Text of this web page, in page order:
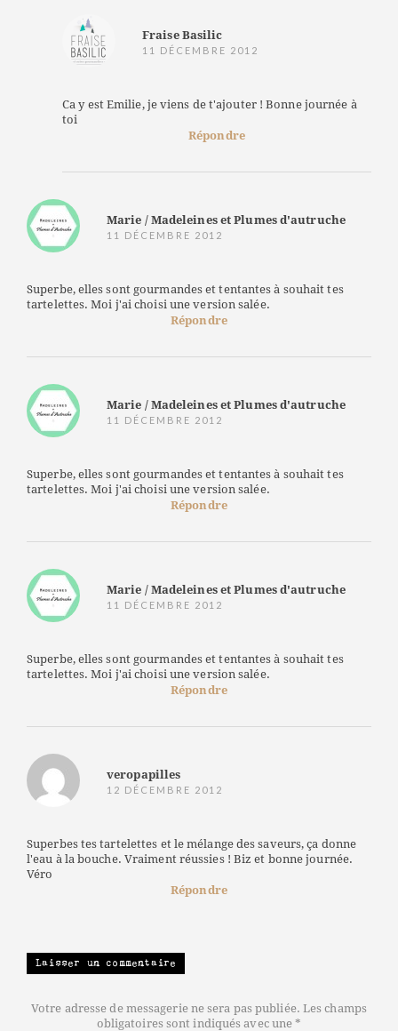
Fraise Basilic
11 DÉCEMBRE 2012
Ca y est Emilie, je viens de t'ajouter ! Bonne journée à
toi
Répondre
Marie / Madeleines et Plumes d'autruche
11 DÉCEMBRE 2012
Superbe, elles sont gourmandes et tentantes à souhait tes
tartelettes. Moi j'ai choisi une version salée.
Répondre
Marie / Madeleines et Plumes d'autruche
11 DÉCEMBRE 2012
Superbe, elles sont gourmandes et tentantes à souhait tes
tartelettes. Moi j'ai choisi une version salée.
Répondre
Marie / Madeleines et Plumes d'autruche
11 DÉCEMBRE 2012
Superbe, elles sont gourmandes et tentantes à souhait tes
tartelettes. Moi j'ai choisi une version salée.
Répondre
veropapilles
12 DÉCEMBRE 2012
Superbes tes tartelettes et le mélange des saveurs, ça donne
l'eau à la bouche. Vraiment réussies ! Biz et bonne journée.
Véro
Répondre
Laisser un commentaire
Votre adresse de messagerie ne sera pas publiée. Les champs
obligatoires sont indiqués avec une *